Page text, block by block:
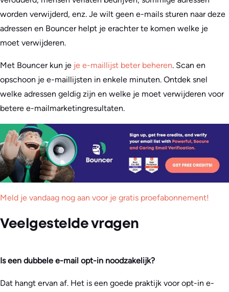
worden verwijderd, enz. Je wilt geen e-mails sturen naar deze
adressen en Bouncer helpt je erachter te komen welke je
moet verwijderen.
Met Bouncer kun je je e-maillijst beter beheren. Scan en
opschoon je e-maillijsten in enkele minuten. Ontdek snel
welke adressen geldig zijn en welke je moet verwijderen voor
betere e-mailmarketingresultaten.
Meld je vandaag nog aan voor je gratis proefabonnement!
Veelgestelde vragen
Is een dubbele e-mail opt-in noodzakelijk?
Dat hangt ervan af. Het is een goede praktijk voor opt-in e-